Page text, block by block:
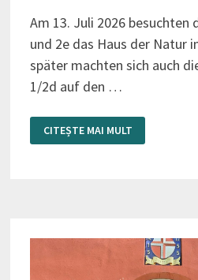
Am 13. Juli 2026 besuchten
und 2e das Haus der Natur
später machten sich auch
1/2d auf den …
WALD
MIT
CITEȘTE MAI MULT